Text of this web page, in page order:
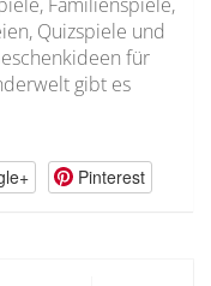
Quizspiele und
für
gibt es
Pinterest